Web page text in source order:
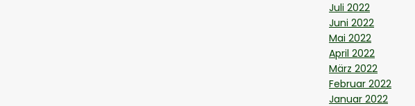
Juli 2022
Juni 2022
Mai 2022
April 2022
März 2022
Februar 2022
Januar 2022